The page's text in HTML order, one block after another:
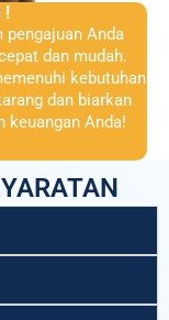
!
pengajuan Anda
dan mudah.
kebutuhan
dan biarkan
keuangan Anda!